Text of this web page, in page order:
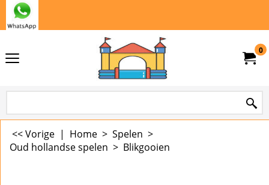
0
<< Vorige | Home > Spelen >
Oud hollandse spelen > Blikgooien